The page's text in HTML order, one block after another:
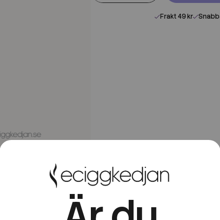
Frakt 49 kr